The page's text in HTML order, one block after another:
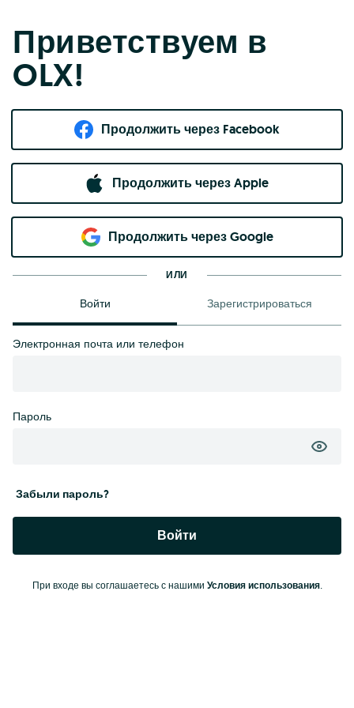
Приветствуем в
OLX!
Продолжить через Facebook
Продолжить через Apple
Продолжить через Google
ИЛИ
Войти Зарегистрироваться
Электронная почта или телефон
Пароль
Забыли пароль?
Войти
При входе вы соглашаетесь с нашими Условия использования.